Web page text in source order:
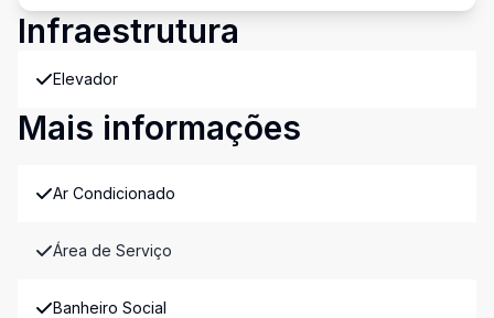
Infraestrutura
Elevador
Mais informações
Ar Condicionado
Área de Serviço
Banheiro Social